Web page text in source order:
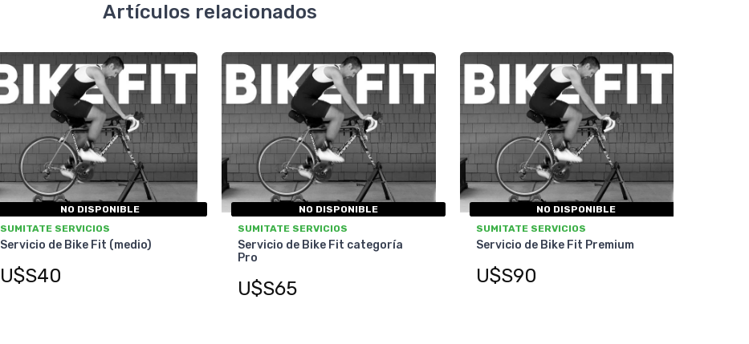
Artículos relacionados
NO DISPONIBLE
SUMITATE SERVICIOS
Servicio de Bike Fit (medio)
U$S40
NO DISPONIBLE
SUMITATE SERVICIOS
Servicio de Bike Fit categoría
Pro
U$S65
NO DISPONIBLE
SUMITATE SERVICIOS
Servicio de Bike Fit Premium
U$S90